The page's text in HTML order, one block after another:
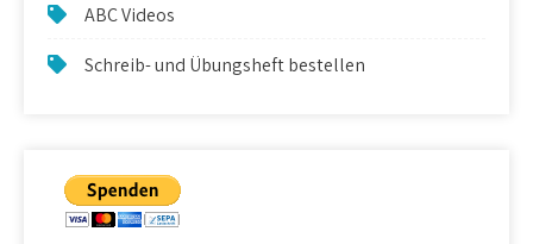
ABC Videos
Schreib- und Übungsheft bestellen